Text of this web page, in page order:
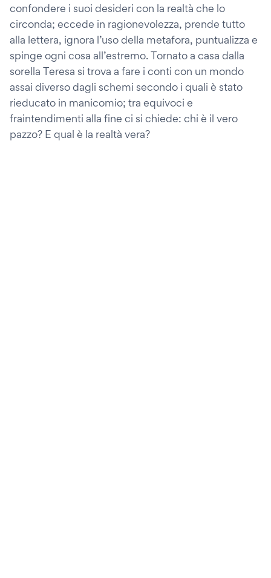
confondere i suoi desideri con la realtà che lo
circonda; eccede in ragionevolezza, prende tutto
alla lettera, ignora l’uso della metafora, puntualizza e
spinge ogni cosa all’estremo. Tornato a casa dalla
sorella Teresa si trova a fare i conti con un mondo
assai diverso dagli schemi secondo i quali è stato
rieducato in manicomio; tra equivoci e
fraintendimenti alla fine ci si chiede: chi è il vero
pazzo? E qual è la realtà vera?